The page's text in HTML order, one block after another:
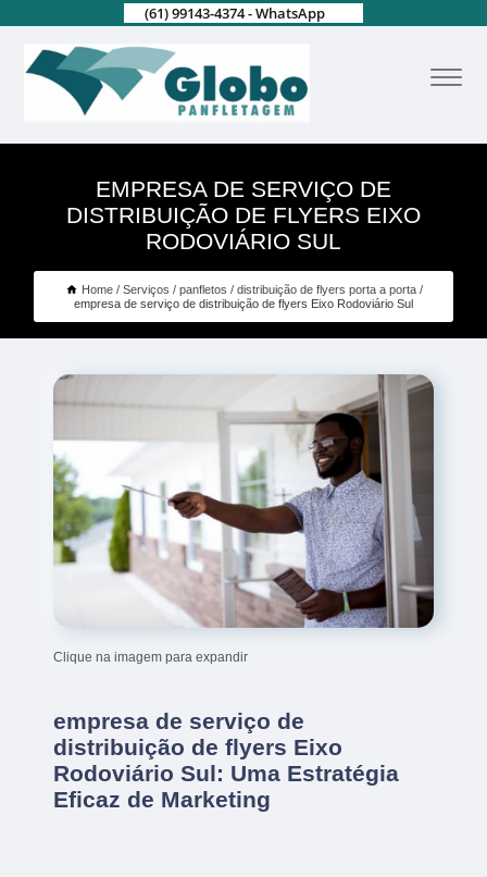
(61) 99143-4374 - WhatsApp
EMPRESA DE SERVIÇO DE
DISTRIBUIÇÃO DE FLYERS EIXO
RODOVIÁRIO SUL
Home Serviços panfletos
distribuição de flyers porta a porta
empresa de serviço de distribuição de flyers Eixo Rodoviário Sul
Clique na imagem para expandir
empresa de serviço de
distribuição de flyers Eixo
Rodoviário Sul: Uma Estratégia
Eficaz de Marketing